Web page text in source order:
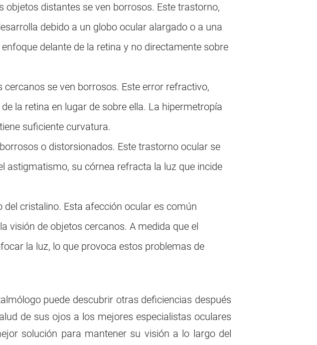
distantes se ven borrosos. Este trastorno,
debido a un globo ocular alargado o a una
delante de la retina y no directamente sobre
se ven borrosos. Este error refractivo,
la retina en lugar de sobre ella. La hipermetropía
suficiente curvatura.
o distorsionados. Este trastorno ocular se
astigmatismo, su córnea refracta la luz que incide
cristalino. Esta afección ocular es común
visión de objetos cercanos. A medida que el
la luz, lo que provoca estos problemas de
puede descubrir otras deficiencias después
de sus ojos a los mejores especialistas oculares
solución para mantener su visión a lo largo del